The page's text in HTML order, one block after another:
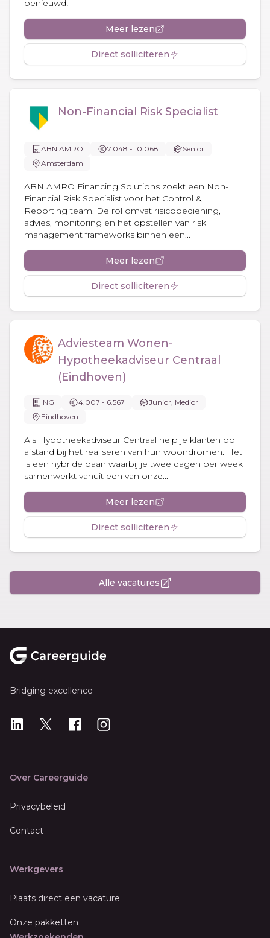
benieuwd!
Meer lezen
Direct solliciteren
Non-Financial Risk Specialist
ABN AMRO 7.048 - 10.068
Senior
Amsterdam
ABN AMRO Financing Solutions zoekt een Non-
Financial Risk Specialist voor het Control &
Reporting team. De rol omvat risicobediening,
advies, monitoring en het opstellen van risk
management frameworks binnen een...
Meer lezen
Direct solliciteren
Adviesteam Wonen-
Hypotheekadviseur Centraal
(Eindhoven)
ING 4.007 - 6.567
Junior, Medior
Eindhoven
Als Hypotheekadviseur Centraal help je klanten op
afstand bij het realiseren van hun woondromen. Het
is een hybride baan waarbij je twee dagen per week
samenwerkt vanuit een van onze...
Meer lezen
Direct solliciteren
Alle vacatures
Bridging excellence
LinkedIn
X Instagram
Over Careerguide
Privacybeleid
Contact
Werkgevers
Plaats direct een vacature
Onze pakketten